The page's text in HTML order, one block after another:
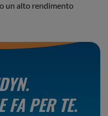
un alto rendimento
FA PER TE.